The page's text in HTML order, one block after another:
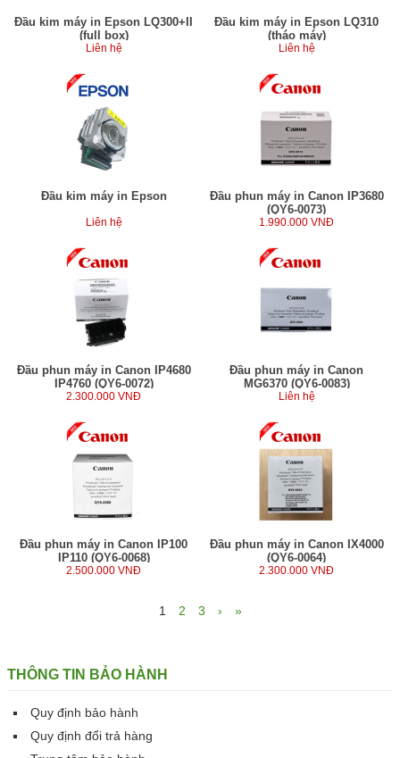
Đầu kim máy in Epson LQ300+II
(full box)
Liên hệ
Đầu kim máy in Epson LQ310
(tháo máy)
Liên hệ
Đầu kim máy in Epson
Liên hệ
Đầu phun máy in Canon IP3680
(QY6-0073)
1.990.000 VNĐ
Đầu phun máy in Canon IP4680
IP4760 (QY6-0072)
2.300.000 VNĐ
Đầu phun máy in Canon
MG6370 (QY6-0083)
Liên hệ
Đầu phun máy in Canon IP100
IP110 (QY6-0068)
2.500.000 VNĐ
Đầu phun máy in Canon IX4000
(QY6-0064)
2.300.000 VNĐ
1 2 3 › »
THÔNG TIN BẢO HÀNH
Quy định bảo hành
Quy định đổi trả hàng